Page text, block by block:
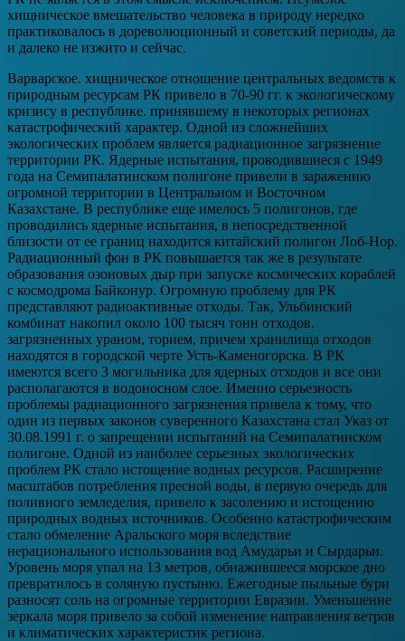
хищническое вмешательство человека в природу нередко
практиковалось в дореволюционный и советский периоды, да
и далеко не изжито и сейчас.
Варварское. хищническое отношение центральных ведомств к
природным ресурсам РК привело в 70-90 гг. к экологическому
кризису в республике. принявшему в некоторых регионах
катастрофический характер. Одной из сложнейших
экологических проблем является радиационное загрязнение
территории РК. Ядерные испытания, проводившиеся с 1949
года на Семипалатинском полигоне привели в заражению
огромной территории в Центральном и Восточном
Казахстане. В республике еще имелось 5 полигонов, где
проводились ядерные испытания, в непосредственной
близости от ее границ находится китайский полигон Лоб-Нор.
Радиационный фон в РК повышается так же в результате
образования озоновых дыр при запуске космических кораблей
с космодрома Байконур. Огромную проблему для РК
представляют радиоактивные отходы. Так, Ульбинский
комбинат накопил около 100 тысяч тонн отходов.
загрязненных ураном, торием, причем хранилища отходов
находятся в городской черте Усть-Каменогорска. В РК
имеются всего 3 могильника для ядерных отходов и все они
располагаются в водоносном слое. Именно серьезность
проблемы радиационного загрязнения привела к тому, что
один из первых законов суверенного Казахстана стал Указ от
30.08.1991 г. о запрещении испытаний на Семипалатинском
полигоне. Одной из наиболее серьезных экологических
проблем РК стало истощение водных ресурсов. Расширение
масштабов потребления пресной воды, в первую очередь для
поливного земледелия, привело к засолению и истощению
природных водных источников. Особенно катастрофическим
стало обмеление Аральского моря вследствие
нерационального использования вод Амударьи и Сырдарьи.
Уровень моря упал на 13 метров, обнажившееся морское дно
превратилось в соляную пустыню. Ежегодные пыльные бури
разносят соль на огромные территории Евразии. Уменьшение
зеркала моря привело за собой изменение направления ветров
и климатических характеристик региона.